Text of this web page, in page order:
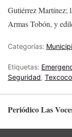
Gutiérrez Martínez;
Armas Tobón, y
Categorías:
Etiquetas:
Seguridad, Texcoco
Periódico Las